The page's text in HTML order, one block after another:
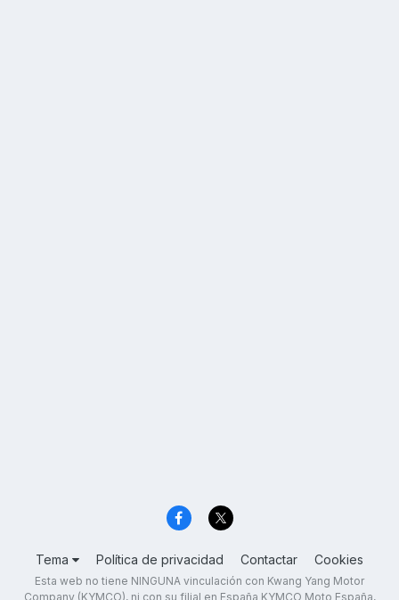
Tema Política de privacidad Contactar Cookies
Esta web no tiene NINGUNA vinculación con Kwang Yang Motor
Company (KYMCO), ni con su filial en España KYMCO Moto España,